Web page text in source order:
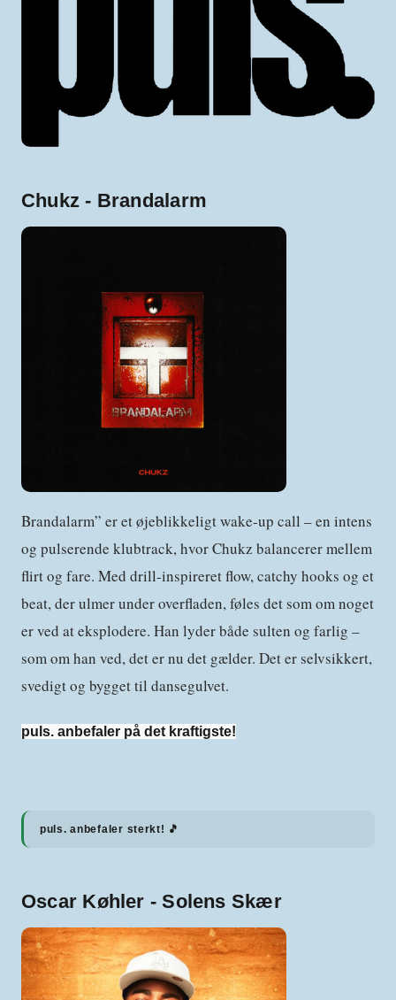
Chukz - Brandalarm
Brandalarm” er et øjeblikkeligt wake-up call – en intens
og pulserende klubtrack, hvor Chukz balancerer mellem
flirt og fare. Med drill-inspireret flow, catchy hooks og et
beat, der ulmer under overfladen, føles det som om noget
er ved at eksplodere. Han lyder både sulten og farlig –
som om han ved, det er nu det gælder. Det er selvsikkert,
svedigt og bygget til dansegulvet.
puls. anbefaler på det kraftigste!
puls. anbefaler sterkt! 🎵
Oscar Køhler - Solens Skær